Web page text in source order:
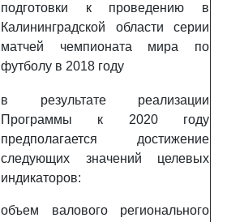
подготовки к проведению в
Калининградской области серии
матчей чемпионата мира по
футболу в 2018 году
в результате реализации
Программы к 2020 году
предполагается достижение
следующих значений целевых
индикаторов:
объем валового регионального